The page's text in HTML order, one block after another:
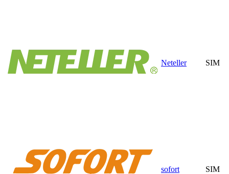
Neteller SIM
sofort SIM